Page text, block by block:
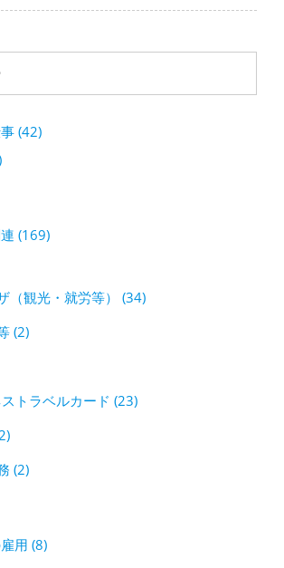
(42)
(169)
（観光・就労等） (34)
(2)
トラベルカード (23)
(2)
用 (8)